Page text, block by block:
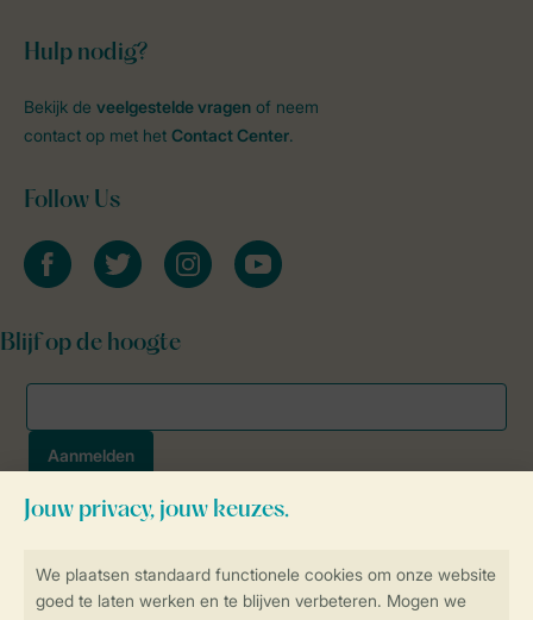
SSL certificaat
Hulp nodig?
Bekijk de veelgestelde vragen of neem
contact op met het Contact Center.
Follow Us
facebooktwitter instagramyoutube
Blijf op de hoogte